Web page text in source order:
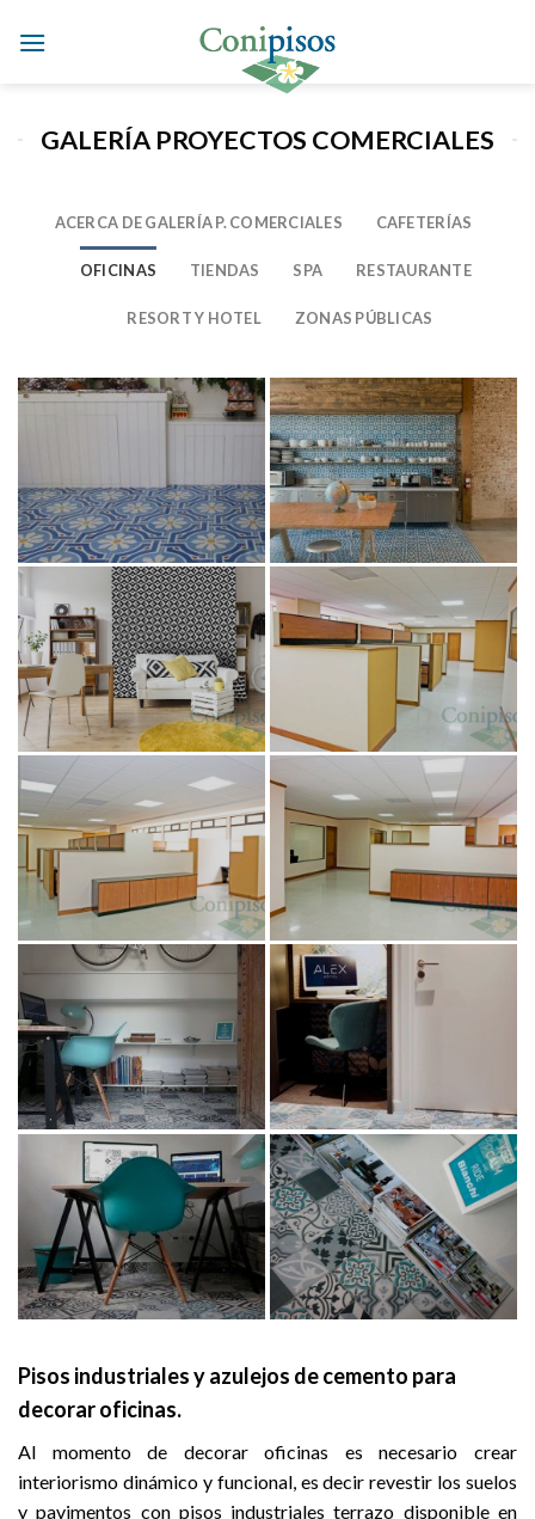
GALERÍA PROYECTOS COMERCIALES
ACERCA DE GALERÍA P. COMERCIALES CAFETERÍAS
OFICINAS TIENDAS SPA RESTAURANTE
RESORT Y HOTEL ZONAS PÚBLICAS
Pisos industriales y azulejos de cemento para
decorar oficinas.
Al momento de decorar oficinas es necesario crear
interiorismo dinámico y funcional, es decir revestir los suelos
y pavimentos con pisos industriales terrazo disponible en